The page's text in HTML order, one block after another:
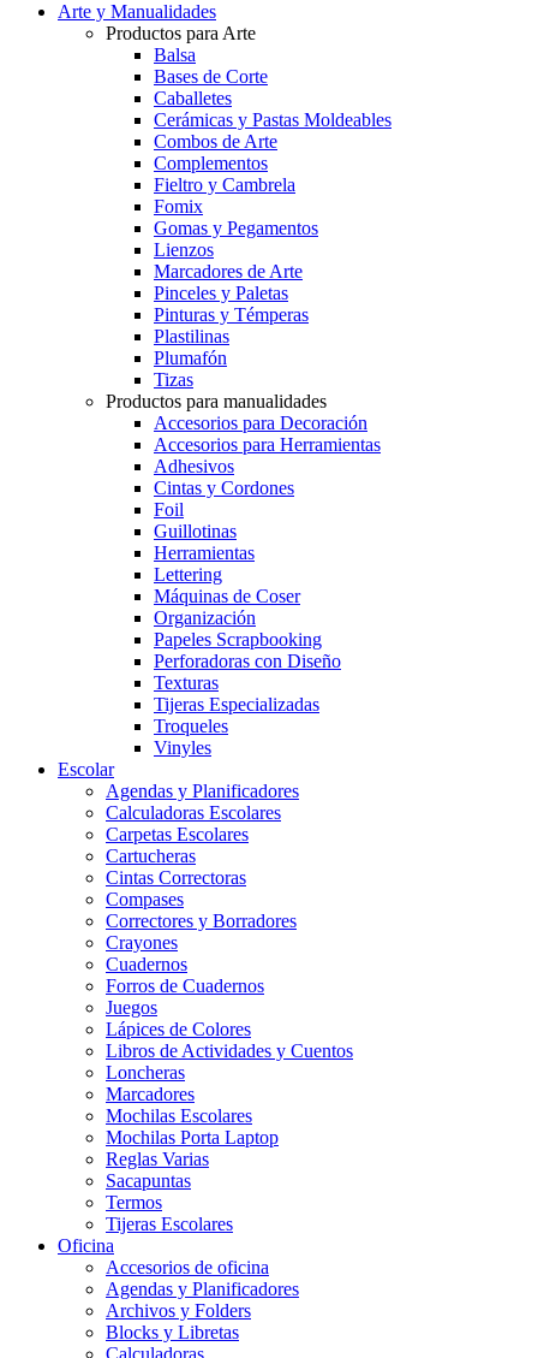
Arte y Manualidades
Productos para Arte
Balsa
Bases de Corte
Caballetes
Cerámicas y Pastas Moldeables
Combos de Arte
Complementos
Fieltro y Cambrela
Fomix
Gomas y Pegamentos
Lienzos
Marcadores de Arte
Pinceles y Paletas
Pinturas y Témperas
Plastilinas
Plumafón
Tizas
Productos para manualidades
Accesorios para Decoración
Accesorios para Herramientas
Adhesivos
Cintas y Cordones
Foil
Guillotinas
Herramientas
Lettering
Máquinas de Coser
Organización
Papeles Scrapbooking
Perforadoras con Diseño
Texturas
Tijeras Especializadas
Troqueles
Vinyles
Escolar
Agendas y Planificadores
Calculadoras Escolares
Carpetas Escolares
Cartucheras
Cintas Correctoras
Compases
Correctores y Borradores
Crayones
Cuadernos
Forros de Cuadernos
Juegos
Lápices de Colores
Libros de Actividades y Cuentos
Loncheras
Marcadores
Mochilas Escolares
Mochilas Porta Laptop
Reglas Varias
Sacapuntas
Termos
Tijeras Escolares
Oficina
Accesorios de oficina
Agendas y Planificadores
Archivos y Folders
Blocks y Libretas
Calculadoras